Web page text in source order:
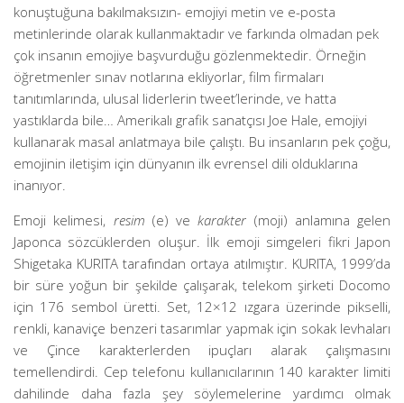
konuştuğuna bakılmaksızın- emojiyi metin ve e-posta
metinlerinde olarak kullanmaktadır ve farkında olmadan pek
çok insanın emojiye başvurduğu gözlenmektedir. Örneğin
öğretmenler sınav notlarına ekliyorlar, film firmaları
tanıtımlarında, ulusal liderlerin tweet’lerinde, ve hatta
yastıklarda bile… Amerikalı grafik sanatçısı Joe Hale, emojiyi
kullanarak masal anlatmaya bile çalıştı. Bu insanların pek çoğu,
emojinin iletişim için dünyanın ilk evrensel dili olduklarına
inanıyor.
Emoji kelimesi, resim (e) vekarakter (moji) anlamına gelen
Japonca sözcüklerden oluşur. İlk emoji simgeleri fikri Japon
Shigetaka KURITA tarafından ortaya atılmıştır. KURITA, 1999’da
bir süre yoğun bir şekilde çalışarak, telekom şirketi Docomo
için 176 sembol üretti. Set, 12×12 ızgara üzerinde pikselli,
renkli, kanaviçe benzeri tasarımlar yapmak için sokak levhaları
ve Çince karakterlerden ipuçları alarak çalışmasını
temellendirdi. Cep telefonu kullanıcılarının 140 karakter limiti
dahilinde daha fazla şey söylemelerine yardımcı olmak